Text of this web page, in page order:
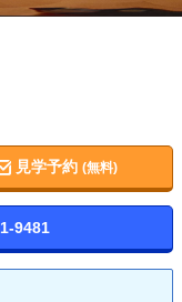
見学予約(無料)
9481